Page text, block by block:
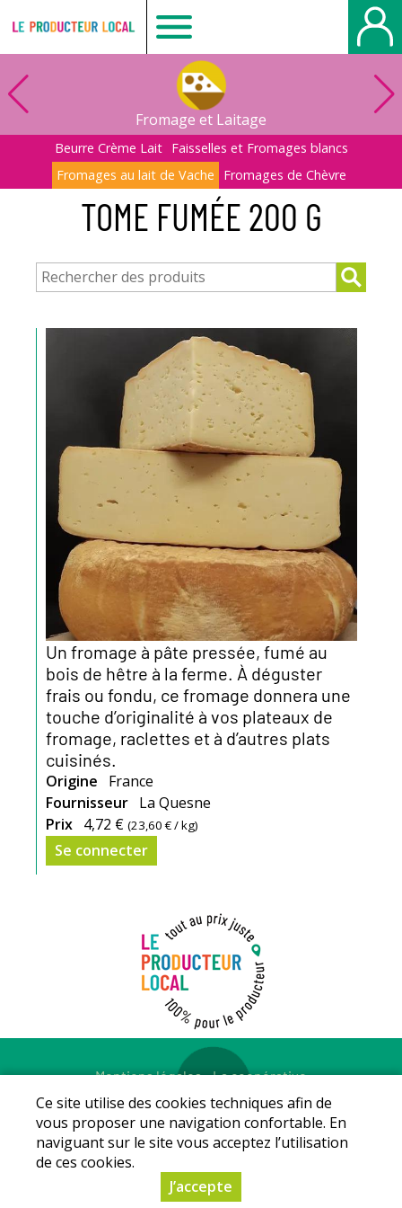
Le
producteur
local
-
Guillaume
Fromage et Laitage
Beurre Crème Lait
Faisselles et Fromages blancs
Fromages au lait de Vache
Fromages de Chèvre
TOME FUMÉE 200 G
Un fromage à pâte pressée, fumé au
bois de hêtre à la ferme. À déguster
frais ou fondu, ce fromage donnera une
touche d’originalité à vos plateaux de
fromage, raclettes et à d’autres plats
cuisinés.
Origine
France
Fournisseur La Quesne
Prix 4,72 € (23,60 €/ kg)
Se connecter
Mentions légales-La coopérative
© Copyright 2026 - LE PRODUCTEUR LOCAL - Tous droits
réservés - Conception :Sarl Dynapse
Ce site utilise des cookies techniques afin de
vous proposer une navigation confortable. En
naviguant sur le site vous acceptez l’utilisation
de ces cookies.
J’accepte